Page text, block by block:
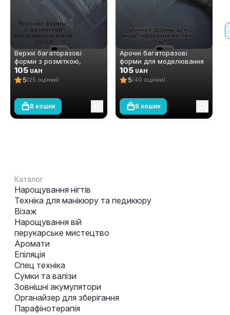
Верхні багаторазові
форми з розміткою,
натуральний вигин, 120 шт
105 UAH
5(25 оцінки)
В кошик
Арочні багаторазові
форми для моделювання
нігтів, 120 шт
105 UAH
5(40 оцінки)
В кошик
Каталог
Нарощування нігтів
Техніка для манікюру та педикюру
Візаж
Нарощування вій
перукарське мистецтво
Аромати
Епіляція
Спец техніка
Сумки та валізи
Зовнішні акумулятори
Органайзер для зберігання
Парафінотерапія